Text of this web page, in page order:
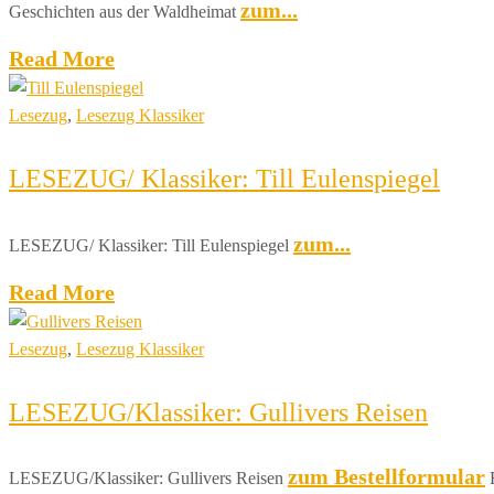
Geschichten aus der Waldheimat zum...
Read More
Lesezug, Lesezug Klassiker
LESEZUG/ Klassiker: Till Eulenspiegel
LESEZUG/ Klassiker: Till Eulenspiegel zum...
Read More
Lesezug, Lesezug Klassiker
LESEZUG/Klassiker: Gullivers Reisen
LESEZUG/Klassiker: Gullivers Reisen zum Bestellformular